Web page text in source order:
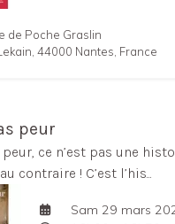
de Poche Graslin
44000 Nantes, France
peur
ce n’est pas une
contraire ! C’est l’his...
Sam 29 mars